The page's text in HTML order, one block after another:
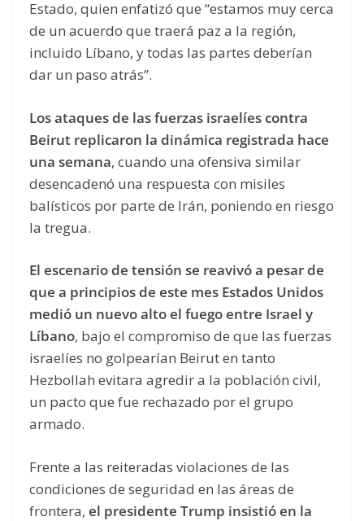
Estado, quien enfatizó que “estamos muy cerca
de un acuerdo que traerá paz a la región,
incluido Líbano, y todas las partes deberían
dar un paso atrás”.
Los ataques de las fuerzas israelíes contra
Beirut replicaron la dinámica registrada hace
una semana, cuando una ofensiva similar
desencadenó una respuesta con misiles
balísticos por parte de Irán, poniendo en riesgo
la tregua.
El escenario de tensión se reavivó a pesar de
que a principios de este mes Estados Unidos
medió un nuevo alto el fuego entre Israel y
Líbano, bajo el compromiso de que las fuerzas
israelíes no golpearían Beirut en tanto
Hezbollah evitara agredir a la población civil,
un pacto que fue rechazado por el grupo
armado.
Frente a las reiteradas violaciones de las
condiciones de seguridad en las áreas de
frontera, el presidente Trump insistió en la